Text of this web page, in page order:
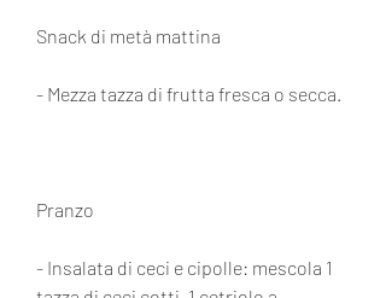
Snack di metà mattina
- Mezza tazza di frutta fresca o secca.
Pranzo
- Insalata di ceci e cipolle: mescola 1